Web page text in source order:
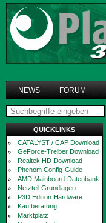
NEWS FORUM
QUICKLINKS
CATALYST / CAP Download
GeForce-Treiber Download
Realtek HD Download
Phenom Config-Guide
AMD Mainboard-Datenbank
Netzteil Grundlagen
P3D Edition Hardware
Kaufberatung
Marktplatz